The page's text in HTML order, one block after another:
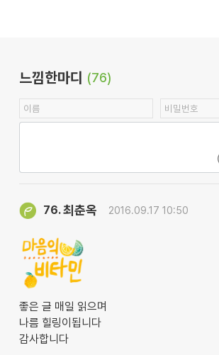
느낌한마디 (76)
76.최춘옥 2016.09.17 10:50
좋은 글 매일 읽으며
나름 힐링이됩니다
감사합니다